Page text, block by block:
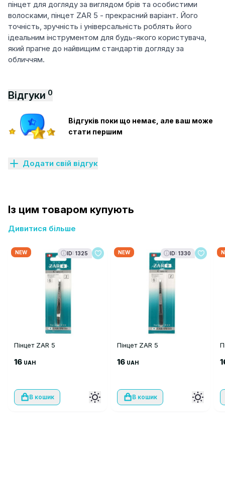
пінцет для догляду за виглядом брів та особистими
волосками, пінцет ZAR 5 - прекрасний варіант. Його
точність, зручність і універсальність роблять його
ідеальним інструментом для будь-якого користувача,
який прагне до найвищим стандартів догляду за
обличчям.
Відгуки 0
Відгуків поки що немає, але ваш може
стати першим
Додати свій відгук
Із цим товаром купують
Дивитися більше
NEW ID: 1325
Пінцет ZAR 5
16 UAH
В кошик
NEW ID: 1330
Пінцет ZAR 5
16 UAH
В кошик